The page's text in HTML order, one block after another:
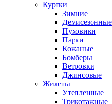
Куртки
Зимние
Демисезонные
Пуховики
Парки
Кожаные
Бомберы
Ветровки
Джинсовые
Жилеты
Утепленные
Трикотажные